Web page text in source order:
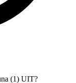
(1) UIT?